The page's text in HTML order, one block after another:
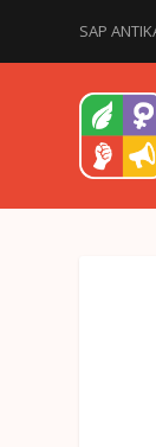
SAP